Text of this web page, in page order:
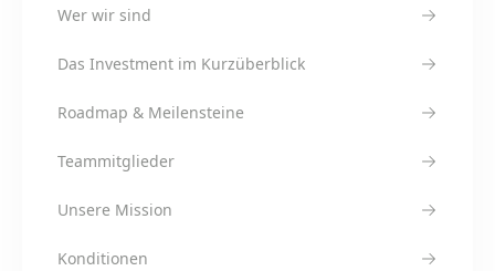
Wer wir sind
Das Investment im Kurzüberblick
Roadmap & Meilensteine
Teammitglieder
Unsere Mission
Konditionen